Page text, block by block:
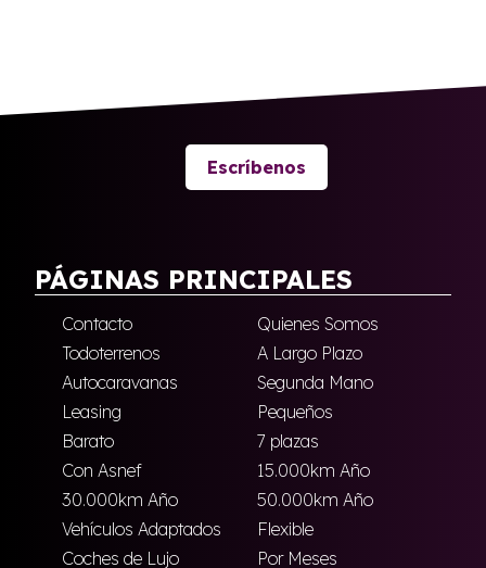
Escríbenos
PÁGINAS PRINCIPALES
Contacto
Quienes Somos
Todoterrenos
A Largo Plazo
Autocaravanas
Segunda Mano
Leasing
Pequeños
Barato
7 plazas
Con Asnef
15.000km Año
30.000km Año
50.000km Año
Vehículos Adaptados
Flexible
Coches de Lujo
Por Meses